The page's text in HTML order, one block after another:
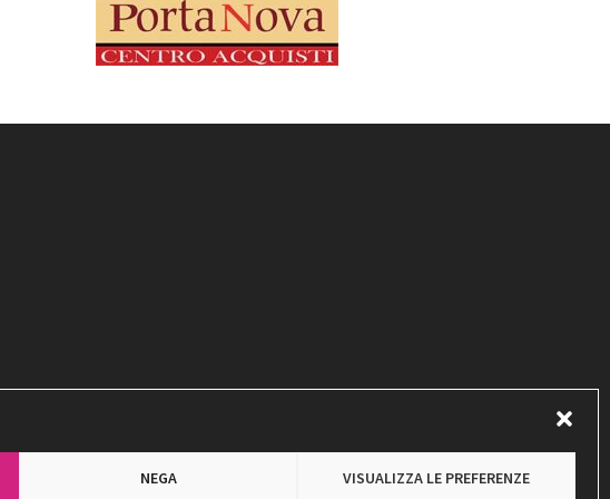
NEGA VISUALIZZA LE PREFERENZE